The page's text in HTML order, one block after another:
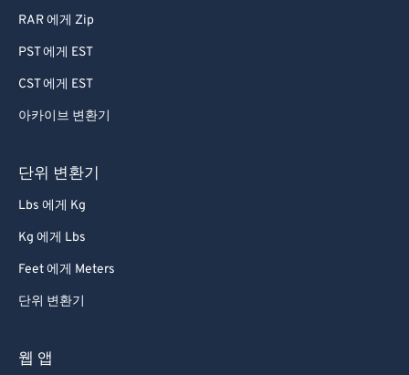
RAR 에게 Zip
PST 에게 EST
CST 에게 EST
아카이브 변환기
단위 변환기
Lbs 에게 Kg
Kg 에게 Lbs
Feet 에게 Meters
단위 변환기
웹 앱